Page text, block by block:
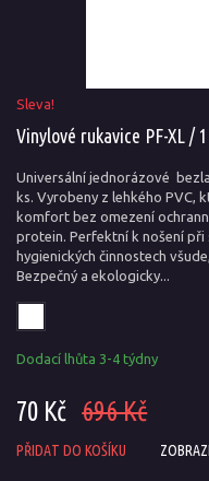
Sleva!
Vinylové rukavice PF-XL /
Universální jednorázové
ks. Vyrobeny z lehkého PVC,
komfort bez omezení
protein. Perfektní k nošení při
hygienických činnostech
Bezpečný a ekologicky...
Dodací lhůta 3-4 týdny
70 Kč 696 Kč
PŘIDAT DO KOŠÍKU